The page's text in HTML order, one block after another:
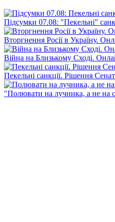
Підсумки 07.08: "Пекельні"
Вторгнення Росії в Україну.
Війна на Близькому Сході.
Пекельні санкції. Рішення
"Полювати на лучника, а не на